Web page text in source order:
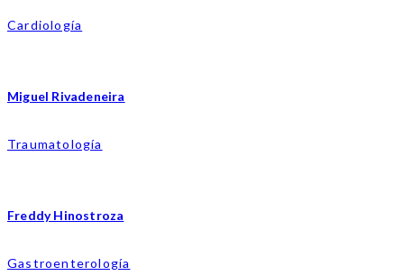
Cardiología
Miguel Rivadeneira
Traumatología
Freddy Hinostroza
Gastroenterología